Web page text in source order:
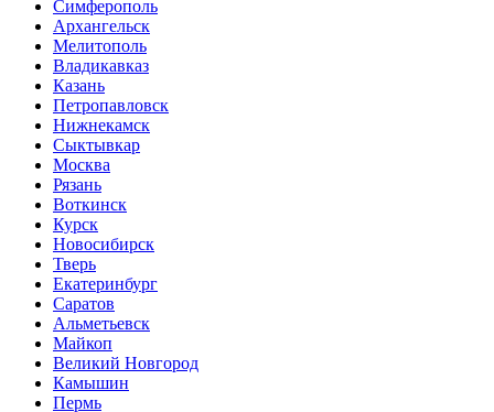
Симферополь
Архангельск
Мелитополь
Владикавказ
Казань
Петропавловск
Нижнекамск
Сыктывкар
Москва
Рязань
Воткинск
Курск
Новосибирск
Тверь
Екатеринбург
Саратов
Альметьевск
Майкоп
Великий Новгород
Камышин
Пермь